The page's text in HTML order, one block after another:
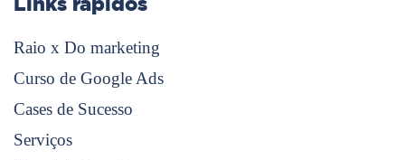
Raio x Do marketing
Curso de Google Ads
Cases de Sucesso
Serviços